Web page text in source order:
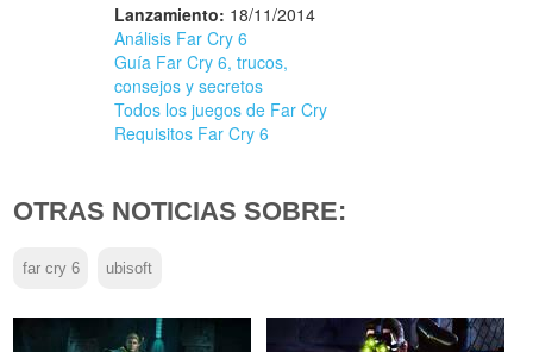
Lanzamiento: 18/11/2014
Análisis Far Cry 6
Guía Far Cry 6, trucos,
consejos y secretos
Todos los juegos de Far Cry
Requisitos Far Cry 6
OTRAS NOTICIAS SOBRE:
far cry 6 ubisoft